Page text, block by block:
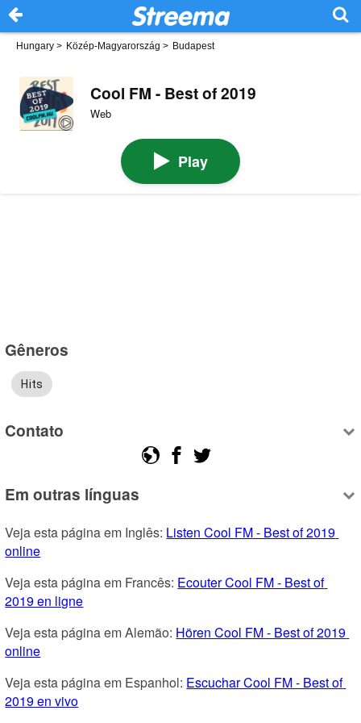
Hungary > Közép-Magyarország > Budapest
Cool FM - Best of 2019
Web
Play
Gêneros
Hits
Contato
Em outras línguas
Veja esta página em Inglês: Listen Cool FM - Best of 2019
online
Veja esta página em Francês: Ecouter Cool FM - Best of
2019 en ligne
Veja esta página em Alemão: Hören Cool FM - Best of 2019
online
Veja esta página em Espanhol: Escuchar Cool FM - Best of
2019 en vivo